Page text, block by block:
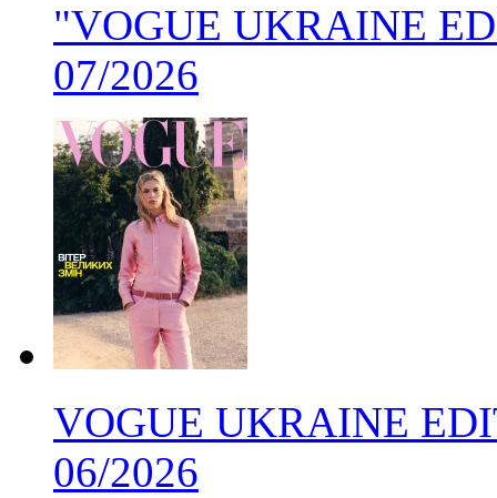
"VOGUE UKRAINE
07/2026
VOGUE UKRAINE
06/2026